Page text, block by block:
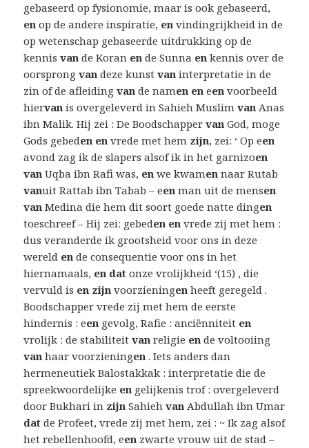
gebaseerd op fysionomie, maar is ook gebaseerd,
en op de andere inspiratie, en vindingrijkheid in de
op wetenschap gebaseerde uitdrukking op de
kennisvan de Koran en de Sunna en kennis over de
oorsprongvan deze kunstvan interpretatie in de
zin of de afleidingvan de namen en een voorbeeld
hiervan is overgeleverd in Sahieh Muslimvan Anas
ibn Malik. Hij zei : De Boodschappervan God, moge
Gods gebeden en vrede met hem zijn, zei: ‘ Op een
avond zag ik de slapers alsof ik in het garnizoen
van Uqba ibn Rafi was, en we kwamen naar Rutab
vanuit Rattab ibn Tabab – een man uit de mensen
van Medina die hem dit soort goede natte dingen
toeschreef – Hij zei: gebeden en vrede zij met hem :
dus veranderde ik grootsheid voor ons in deze
wereld en de consequentie voor ons in het
hiernamaals, en dat onze vrolijkheid ‘(15) , die
vervuld is en zijn voorzieningen heeft geregeld .
Boodschapper vrede zij met hem de eerste
hindernis : een gevolg, Rafie : anciënniteit en
vrolijk : de stabiliteitvan religie en de voltooiing
van haar voorzieningen . Iets anders dan
hermeneutiek Balostakkak : interpretatie die de
spreekwoordelijke en gelijkenis trof : overgeleverd
door Bukhari in zijn Sahiehvan Abdullah ibn Umar
dat de Profeet, vrede zij met hem, zei : ~ Ik zag alsof
het rebellenhoofd, een zwarte vrouw uit de stad –